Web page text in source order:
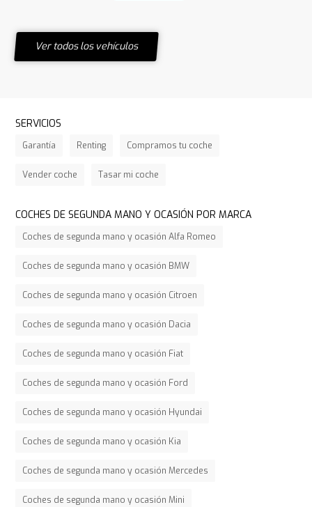
Ver todos los vehículos
SERVICIOS
Garantía Renting Compramos tu coche
Vender coche Tasar mi coche
COCHES DE SEGUNDA MANO Y OCASIÓN POR MARCA
Coches de segunda mano y ocasión Alfa Romeo
Coches de segunda mano y ocasión BMW
Coches de segunda mano y ocasión Citroen
Coches de segunda mano y ocasión Dacia
Coches de segunda mano y ocasión Fiat
Coches de segunda mano y ocasión Ford
Coches de segunda mano y ocasión Hyundai
Coches de segunda mano y ocasión Kia
Coches de segunda mano y ocasión Mercedes
Coches de segunda mano y ocasión Mini